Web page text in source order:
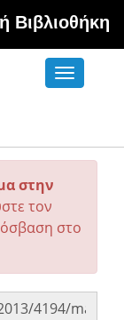
Βιβλιοθήκη
Toggle
στην
τον
στο